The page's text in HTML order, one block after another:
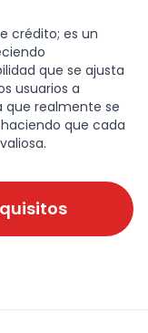
crédito; es un
que se ajusta
usuarios a
que realmente se
que cada